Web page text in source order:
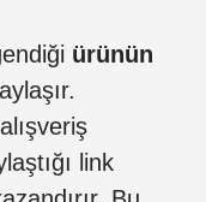
ürünün
link